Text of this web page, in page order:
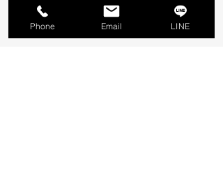
オンライン予約サイトはこちら
Phone Email LINE